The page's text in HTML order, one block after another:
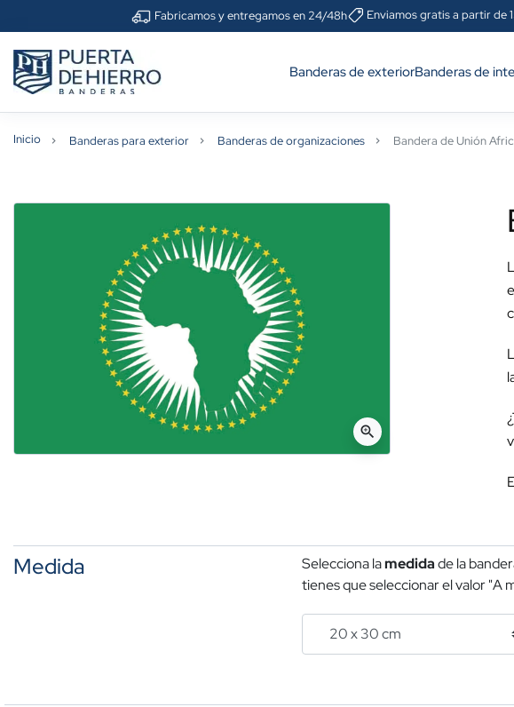
Fabricamos y entregamos en 24/48h Enviamos gratis a partir de
Banderas de exteriorBanderas de
Inicio Banderas para exterior Banderas de organizaciones Bandera de Unión
zoom_in
Medida Selecciona lamedidade la
tienes que seleccionar el valor "A